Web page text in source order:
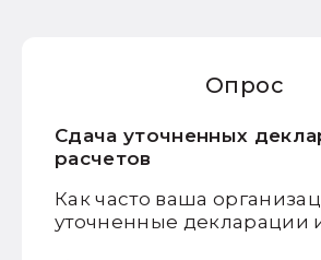
Опрос
Сдача уточненных
расчетов
Как часто ваша
уточненные декларации